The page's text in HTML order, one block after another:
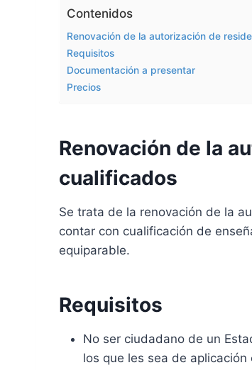
Contenidos
Renovación de la autorización de
Requisitos
Documentación a presentar
Precios
Renovación de la
cualificados
Se trata de la renovación de la
contar con cualificación de
equiparable.
Requisitos
No ser ciudadano de un
los que les sea de